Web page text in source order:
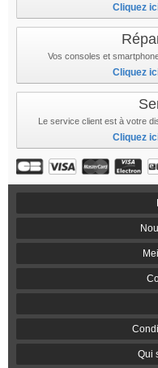
Cliquez
Vos consoles et
Cliquez
Le service client est à votre
Cliquez
Qui